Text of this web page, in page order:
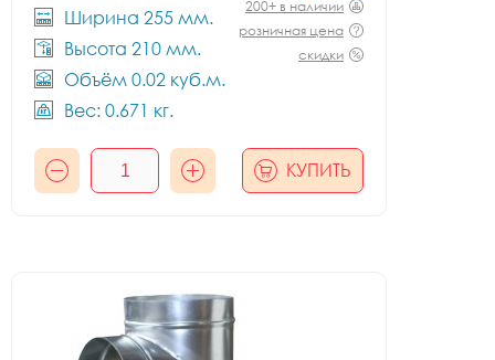
Ширина 255 мм.
Высота 210 мм.
Объём 0.02 куб.м.
Вес: 0.671 кг.
200+ в наличии
розничная цена
скидки
КУПИТЬ